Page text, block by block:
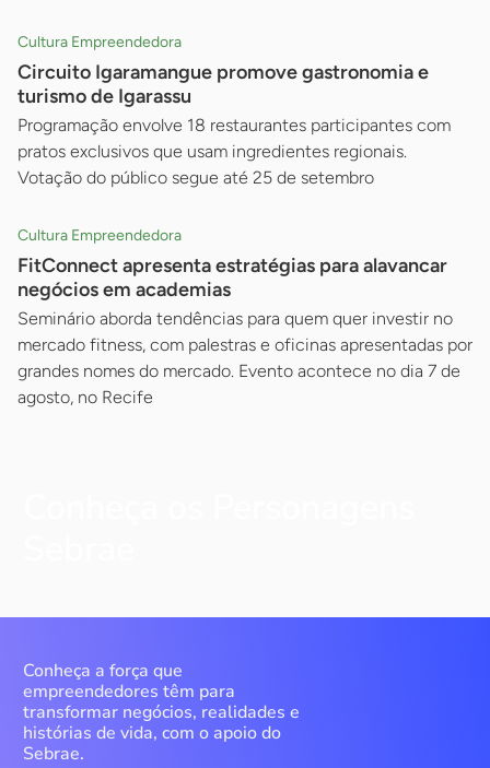
Cultura Empreendedora
Circuito Igaramangue promove gastronomia e
turismo de Igarassu
Programação envolve 18 restaurantes participantes com
pratos exclusivos que usam ingredientes regionais.
Votação do público segue até 25 de setembro
Cultura Empreendedora
FitConnect apresenta estratégias para alavancar
negócios em academias
Seminário aborda tendências para quem quer investir no
mercado fitness, com palestras e oficinas apresentadas por
grandes nomes do mercado. Evento acontece no dia 7 de
agosto, no Recife
Conheça a força que
empreendedores têm para
transformar negócios, realidades e
histórias de vida, com o apoio do
Sebrae.